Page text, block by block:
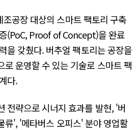
조공장 대상의 스마트 팩토리 구축
(PoC, Proof of Concept)을 완료
을 갖췄다. 버추얼 팩토리는 공장을
로 운영할 수 있는 기술로 스마트 팩
다.
전략으로 시너지 효과를 발현, '버
류', '메타버스 오피스' 분야 영업활